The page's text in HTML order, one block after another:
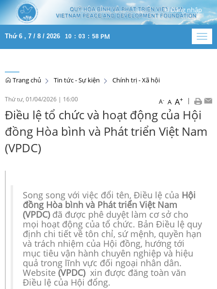
Đăng nhập
Thứ 6 , 7 / 8 / 2026 10 : 03 : 59 PM
Trang chủ Tin tức - Sự kiện Chính trị - Xã hội
Thứ tư, 01/04/2026 | 16:00 A- A A+ |
Điều lệ tổ chức và hoạt động của Hội
đồng Hòa bình và Phát triển Việt Nam
(VPDC)
Song song với việc đổi tên, Điều lệ của Hội
đồng Hòa bình và Phát triển Việt Nam
(VPDC)đã được phê duyệt làm cơ sở cho
mọi hoạt động của tổ chức. Bản Điều lệ quy
định chi tiết về tôn chỉ, sứ mệnh, quyền hạn
và trách nhiệm của Hội đồng, hướng tới
mục tiêu vận hành chuyên nghiệp và hiệu
quả trong lĩnh vực đối ngoại nhân dân.
Website (VPDC)xin được đăng toàn văn
Điều lệ của Hội đổng.